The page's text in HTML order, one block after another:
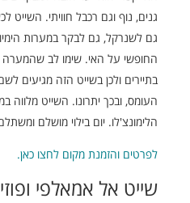
גנים, נוף וגם רכבל חוויתי. השייט
גם לשנרקל, גם לבקר במערות
החופשי על האי. שימו לב שהמערה
בתיירים ולכן בשייט הזה מגיעים
העומס, ובכך יתרונו. השייט מלווה
הלימונצ'לו. יום בילוי מושלם ומשתלם!
לפרטים והזמנת מקום לחצו כאן.
שייט אל אמאלפי